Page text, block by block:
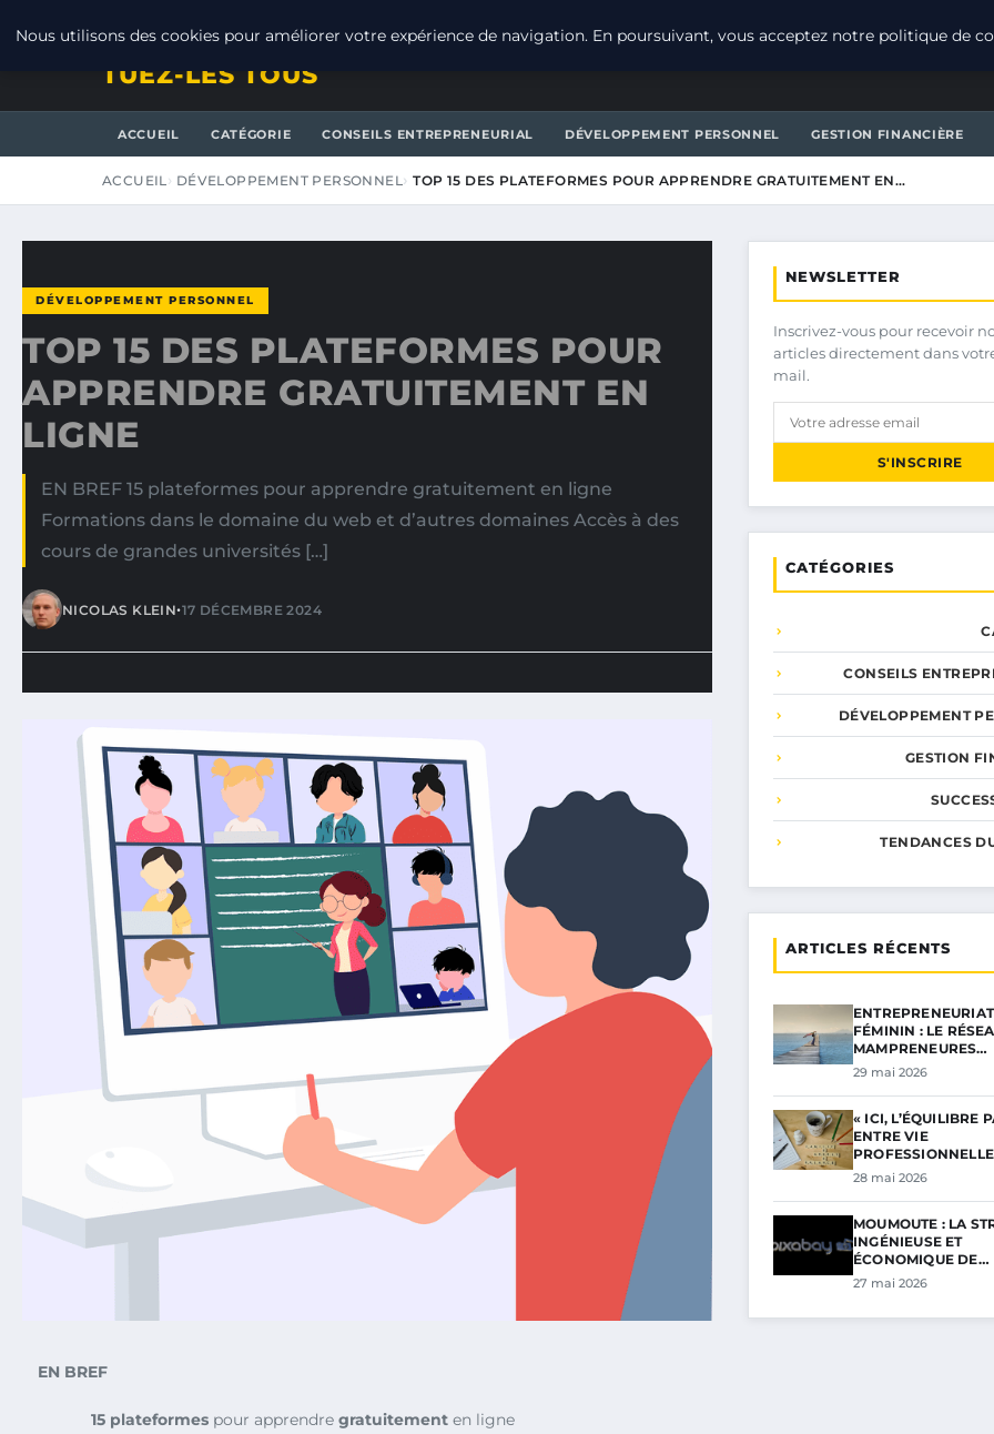
TUEZ-LES TOUS
ACCUEIL CATÉGORIE CONSEILS ENTREPRENEURIAL DÉVELOPPEMENT PERSONNEL GESTION FINANCIÈRE
ACCUEIL DÉVELOPPEMENT PERSONNEL TOP 15 DES PLATEFORMES POUR APPRENDRE GRATUITEMENT EN…
DÉVELOPPEMENT PERSONNEL
TOP 15 DES PLATEFORMES POUR
APPRENDRE GRATUITEMENT EN
LIGNE
EN BREF 15 plateformes pour apprendre gratuitement en ligne
Formations dans le domaine du web et d’autres domaines Accès à des
cours de grandes universités […]
NICOLAS KLEIN•17 DÉCEMBRE 2024
EN BREF
15 plateformes pour apprendre gratuitement en ligne
NEWSLETTER
Inscrivez-vous pour recevoir
articles directement dans
mail.
S'INSCRIRE
CATÉGORIES
CONSEILS
DÉVELOPPEMENT
GESTION
TENDANCES
ARTICLES RÉCENTS
FÉMININ : LE
MAMPRENEURES…
29 mai 2026
« ICI, L’ÉQUILIBRE
ENTRE VIE
28 mai 2026
MOUMOUTE : LA
INGÉNIEUSE ET
ÉCONOMIQUE DE…
27 mai 2026
Nous utilisons des cookies pour améliorer votre expérience de navigation. En poursuivant, vous acceptez notre politique de